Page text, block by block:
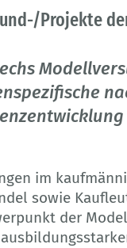
Projekte
im
sowie
der